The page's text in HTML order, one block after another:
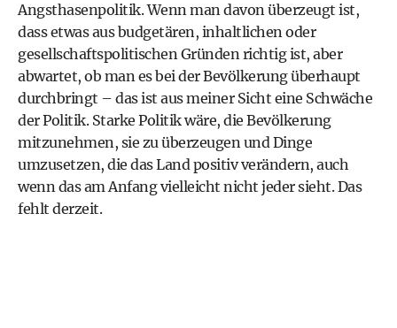
Angsthasenpolitik. Wenn man davon überzeugt ist,
dass etwas aus budgetären, inhaltlichen oder
gesellschaftspolitischen Gründen richtig ist, aber
abwartet, ob man es bei der Bevölkerung überhaupt
durchbringt – das ist aus meiner Sicht eine Schwäche
der Politik. Starke Politik wäre, die Bevölkerung
mitzunehmen, sie zu überzeugen und Dinge
umzusetzen, die das Land positiv verändern, auch
wenn das am Anfang vielleicht nicht jeder sieht. Das
fehlt derzeit.